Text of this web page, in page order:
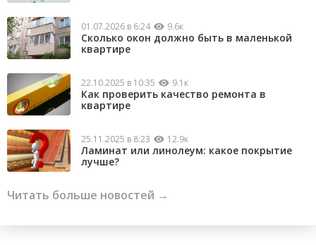
01.07.2026 в 6:24 9.6к
Сколько окон должно быть в маленькой
квартире
22.10.2025 в 10:35 9.1к
Как проверить качество ремонта в
квартире
25.11.2025 в 8:23 12.9к
Ламинат или линолеум: какое покрытие
лучше?
Читать больше новостей →